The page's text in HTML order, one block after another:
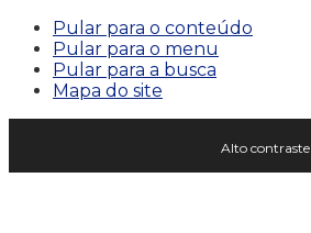
Pular para o conteúdo
Pular para o menu
Pular para a busca
Mapa do site
Alto contraste